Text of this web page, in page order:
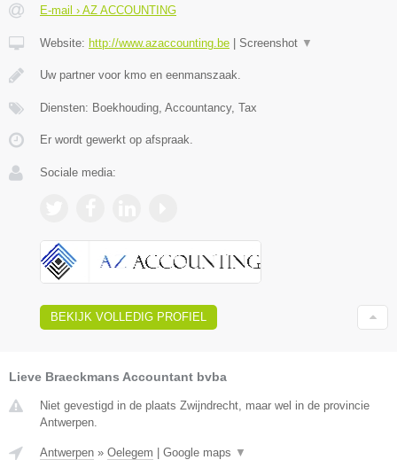
E-mail › AZ ACCOUNTING
Website: http://www.azaccounting.be Screenshot ▼
Uw partner voor kmo en eenmanszaak.
Diensten: Boekhouding, Accountancy, Tax
Er wordt gewerkt op afspraak.
Sociale media:
BEKIJK VOLLEDIG PROFIEL
Lieve Braeckmans Accountant bvba
Niet gevestigd in de plaats Zwijndrecht, maar wel in de provincie
Antwerpen.
Antwerpen » Oelegem Google maps ▼